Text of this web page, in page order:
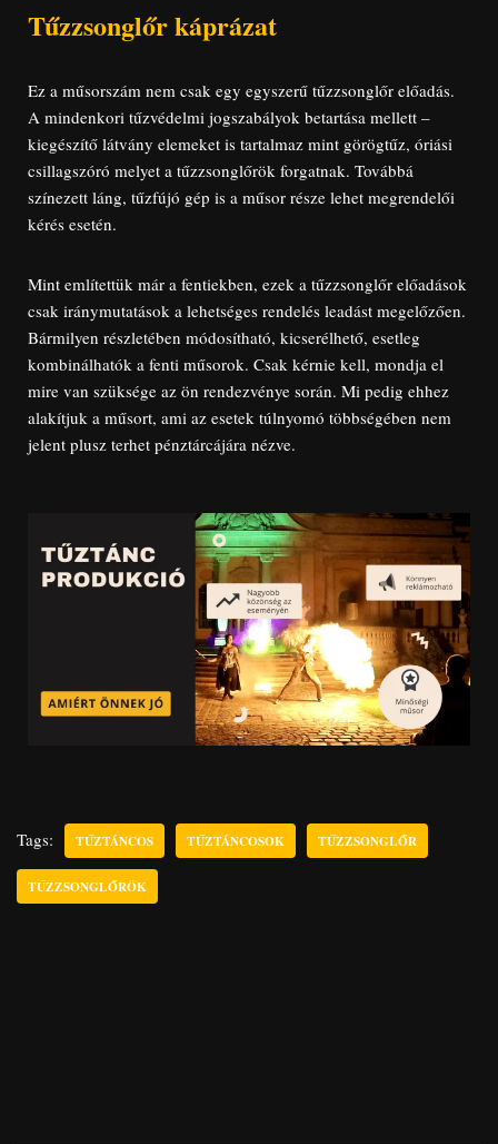
Tűzzsonglőr káprázat
Ez a műsorszám nem csak egy egyszerű tűzzsonglőr előadás.
A mindenkori tűzvédelmi jogszabályok betartása mellett –
kiegészítő látvány elemeket is tartalmaz mint görögtűz, óriási
csillagszóró melyet a tűzzsonglőrök forgatnak. Továbbá
színezett láng, tűzfújó gép is a műsor része lehet megrendelői
kérés esetén.
Mint említettük már a fentiekben, ezek a tűzzsonglőr előadások
csak iránymutatások a lehetséges rendelés leadást megelőzően.
Bármilyen részletében módosítható, kicserélhető, esetleg
kombinálhatók a fenti műsorok. Csak kérnie kell, mondja el
mire van szüksége az ön rendezvénye során. Mi pedig ehhez
alakítjuk a műsort, ami az esetek túlnyomó többségében nem
jelent plusz terhet pénztárcájára nézve.
Tags: TŰZTÁNCOS TŰZTÁNCOSOK TŰZZSONGLŐR
TŰZZSONGLŐRÖK